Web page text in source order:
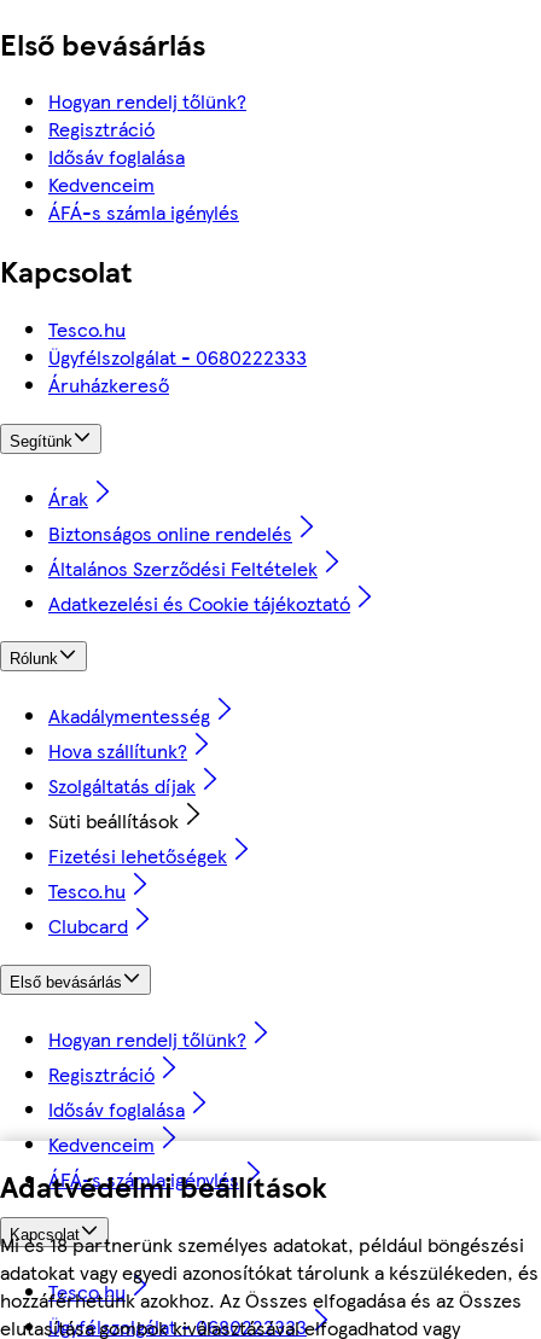
Adatvédelmi beállítások
Mi és 18 partnerünk személyes adatokat, például böngészési
adatokat vagy egyedi azonosítókat tárolunk a készülékeden, és
hozzáférhetünk azokhoz. Az Összes elfogadása és az Összes
elutasítása gombok kiválasztásával elfogadhatod vagy
Első bevásárlás
Hogyan rendelj tőlünk?
Regisztráció
Idősáv foglalása
Kedvenceim
ÁFÁ-s számla igénylés
Kapcsolat
Tesco.hu
Ügyfélszolgálat - 0680222333
Áruházkereső
Segítünk
Árak
Biztonságos online rendelés
Általános Szerződési Feltételek
Adatkezelési és Cookie tájékoztató
Rólunk
Akadálymentesség
Hova szállítunk?
Szolgáltatás díjak
Süti beállítások
Fizetési lehetőségek
Tesco.hu
Clubcard
Első bevásárlás
Hogyan rendelj tőlünk?
Regisztráció
Idősáv foglalása
Kedvenceim
ÁFÁ-s számla igénylés
Kapcsolat
Tesco.hu
Ügyfélszolgálat - 0680222333